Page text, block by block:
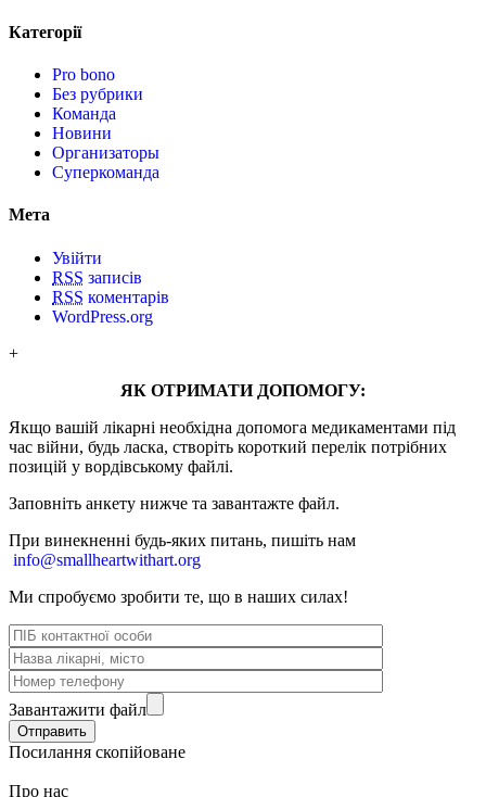
Категорії
Pro bono
Без рубрики
Команда
Новини
Организаторы
Суперкоманда
Мета
Увійти
RSS записів
RSS коментарів
WordPress.org
+
ЯК ОТРИМАТИ ДОПОМОГУ:
Якщо вашій лікарні необхідна допомога медикаментами під
час війни, будь ласка, створіть короткий перелік потрібних
позицій у вордівському файлі.
Заповніть анкету нижче та завантажте файл.
При винекненні будь-яких питань, пишіть нам
info@smallheartwithart.org
Ми спробуємо зробити те, що в наших силах!
Завантажити файл
Посилання скопійоване
Про нас